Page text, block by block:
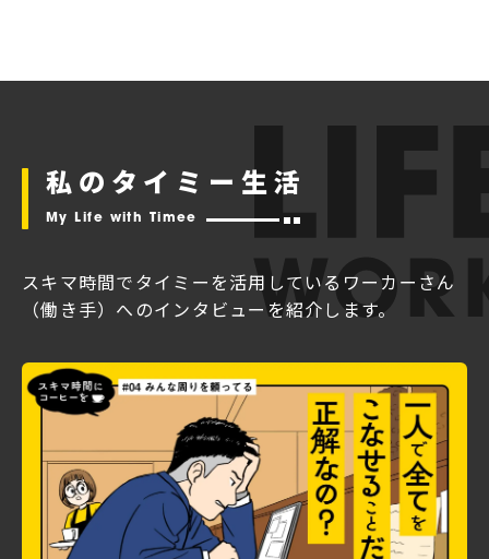
私のタイミー生活
My Life with Timee
スキマ時間でタイミーを活用している ワーカーさん
（働き手）へのインタビューを紹介します。